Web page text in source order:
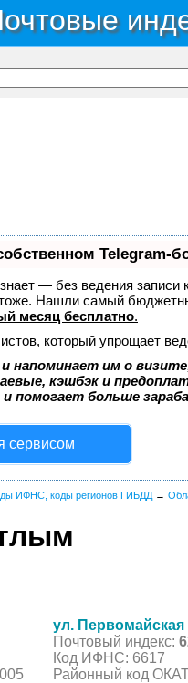
Telegram-
— без ведения
тоже. Нашли самый
месяц бесплатно.
который упрощает
напоминает им о
кэшбэк и
помогает больше
сервисом
ИФНС, коды регионов ГИБДД →
ул. Первомайская
Почтовый индекс:
Код ИФНС: 6617
Районный код